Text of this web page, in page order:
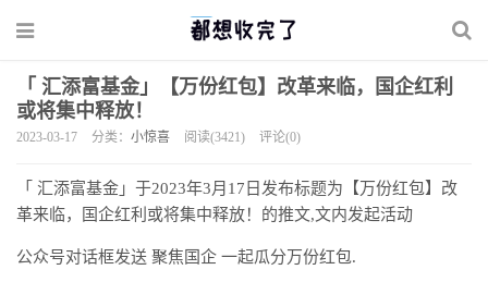
「 汇添富基金」【万份红包】改革来临，国企红利
或将集中释放！
2023-03-17 分类： 小惊喜 阅读(3421) 评论(0)
「 汇添富基金」于2023年3月17日发布标题为【万份红包】改
革来临，国企红利或将集中释放！的推文,文内发起活动
公众号对话框发送 聚焦国企 一起瓜分万份红包.